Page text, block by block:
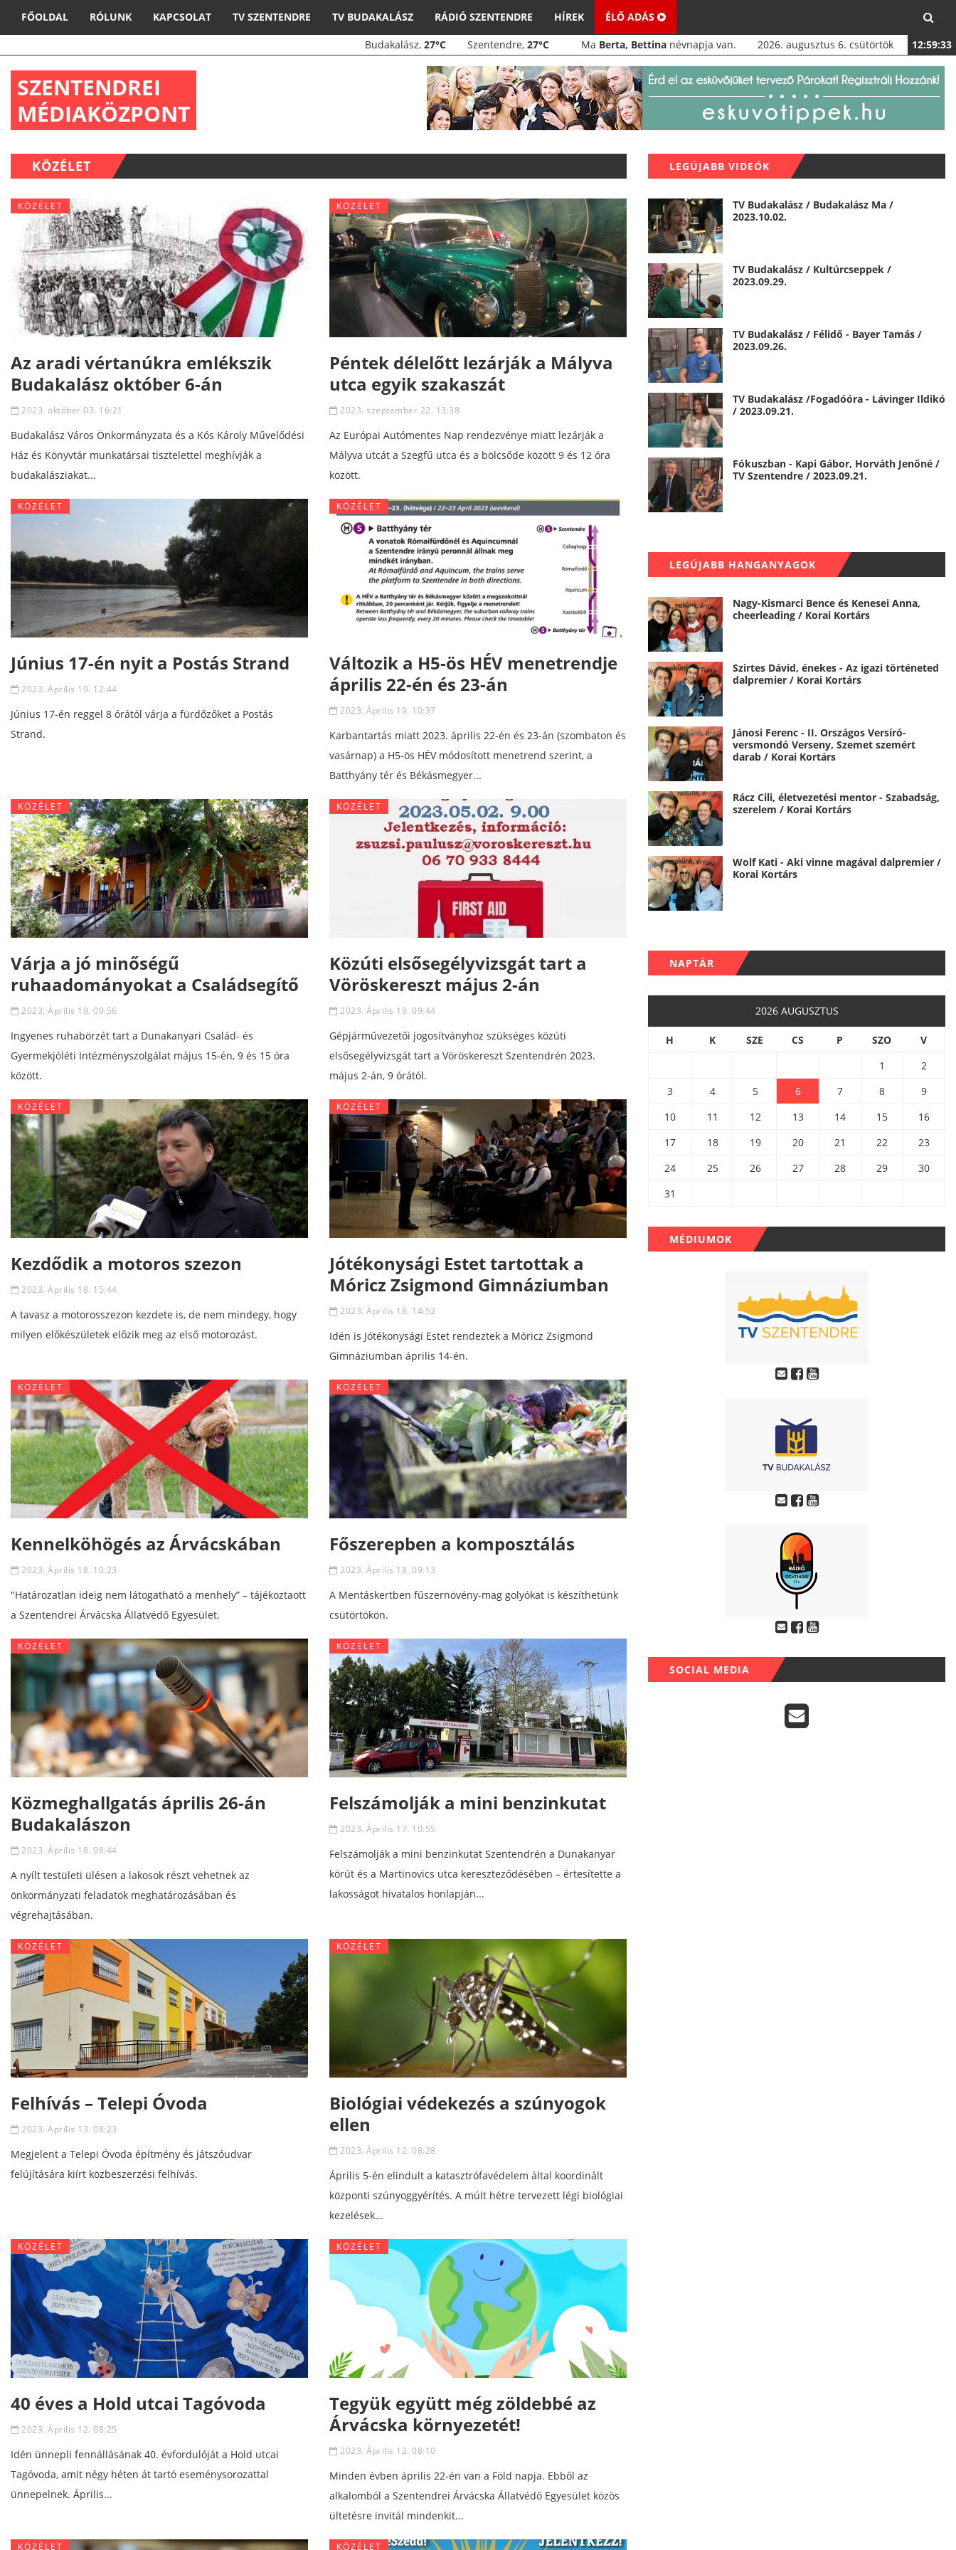
FŐOLDAL RÓLUNK KAPCSOLAT TV SZENTENDRE TV BUDAKALÁSZ RÁDIÓ SZENTENDRE HÍREK ÉLŐ ADÁS
Budakalász, 27°C Szentendre, 27°C Ma Berta, Bettina névnapja van. 2026. augusztus 6. csütörtök 12:59:34
SZENTENDREI
MÉDIAKÖZPONT
KÖZÉLET
KÖZÉLET
Az aradi vértanúkra emlékszik
Budakalász október 6-án
2023. október 03. 16:21
Budakalász Város Önkormányzata és a Kós Károly Művelődési
Ház és Könyvtár munkatársai tisztelettel meghívják a
budakalásziakat...
KÖZÉLET
Péntek délelőtt lezárják a Mályva
utca egyik szakaszát
2023. szeptember 22. 13:38
Az Európai Autómentes Nap rendezvénye miatt lezárják a
Mályva utcát a Szegfű utca és a bölcsőde között 9 és 12 óra
között.
KÖZÉLET
Június 17-én nyit a Postás Strand
2023. Április 19. 12:44
Június 17-én reggel 8 órától várja a fürdőzőket a Postás
Strand.
KÖZÉLET
Változik a H5-ös HÉV menetrendje
április 22-én és 23-án
2023. Április 19. 10:37
Karbantartás miatt 2023. április 22-én és 23-án (szombaton és
vasárnap) a H5-ös HÉV módosított menetrend szerint, a
Batthyány tér és Békásmegyer...
KÖZÉLET
Várja a jó minőségű
ruhaadományokat a Családsegítő
2023. Április 19. 09:56
Ingyenes ruhabörzét tart a Dunakanyari Család- és
Gyermekjóléti Intézményszolgálat május 15-én, 9 és 15 óra
között.
KÖZÉLET
Közúti elsősegélyvizsgát tart a
Vöröskereszt május 2-án
2023. Április 19. 09:44
Gépjárművezetői jogosítványhoz szükséges közúti
elsősegélyvizsgát tart a Vöröskereszt Szentendrén 2023.
május 2-án, 9 órától.
KÖZÉLET
Kezdődik a motoros szezon
2023. Április 18. 15:44
A tavasz a motorosszezon kezdete is, de nem mindegy, hogy
milyen előkészületek előzik meg az első motorozást.
KÖZÉLET
Jótékonysági Estet tartottak a
Móricz Zsigmond Gimnáziumban
2023. Április 18. 14:52
Idén is Jótékonysági Estet rendeztek a Móricz Zsigmond
Gimnáziumban április 14-én.
KÖZÉLET
Kennelköhögés az Árvácskában
2023. Április 18. 10:23
"Határozatlan ideig nem látogatható a menhely” – tájékoztaott
a Szentendrei Árvácska Állatvédő Egyesület.
KÖZÉLET
Főszerepben a komposztálás
2023. Április 18. 09:13
A Mentáskertben fűszernövény-mag golyókat is készíthetünk
csütörtökön.
KÖZÉLET
Közmeghallgatás április 26-án
Budakalászon
2023. Április 18. 08:44
A nyílt testületi ülésen a lakosok részt vehetnek az
önkormányzati feladatok meghatározásában és
végrehajtásában.
KÖZÉLET
Felszámolják a mini benzinkutat
2023. Április 17. 10:55
Felszámolják a mini benzinkutat Szentendrén a Dunakanyar
körút és a Martinovics utca kereszteződésében – értesítette a
lakosságot hivatalos honlapján...
KÖZÉLET
Felhívás – Telepi Óvoda
2023. Április 13. 08:23
Megjelent a Telepi Óvoda építmény és játszóudvar
felújítására kiírt közbeszerzési felhívás.
KÖZÉLET
Biológiai védekezés a szúnyogok
ellen
2023. Április 12. 08:28
Április 5-én elindult a katasztrófavédelem által koordinált
központi szúnyoggyérítés. A múlt hétre tervezett légi biológiai
kezelések...
KÖZÉLET
40 éves a Hold utcai Tagóvoda
2023. Április 12. 08:25
Idén ünnepli fennállásának 40. évfordulóját a Hold utcai
Tagóvoda, amit négy héten át tartó eseménysorozattal
ünnepelnek. Április...
KÖZÉLET
Tegyük együtt még zöldebbé az
Árvácska környezetét!
2023. Április 12. 08:10
Minden évben április 22-én van a Föld napja. Ebből az
alkalomból a Szentendrei Árvácska Állatvédő Egyesület közös
ültetésre invitál mindenkit...
KÖZÉLET KÖZÉLET
LEGÚJABB VIDEÓK
TV Budakalász / Budakalász Ma /
2023.10.02.
TV Budakalász / Kultúrcseppek /
2023.09.29.
TV Budakalász / Félidő - Bayer Tamás /
2023.09.26.
TV Budakalász /Fogadóóra - Lávinger Ildikó
/ 2023.09.21.
Fókuszban - Kapi Gábor, Horváth Jenőné /
TV Szentendre / 2023.09.21.
LEGÚJABB HANGANYAGOK
Nagy-Kismarci Bence és Kenesei Anna,
cheerleading / Korai Kortárs
Szirtes Dávid, énekes - Az igazi történeted
dalpremier / Korai Kortárs
Jánosi Ferenc - II. Országos Versíró-
versmondó Verseny, Szemet szemért
darab / Korai Kortárs
Rácz Cili, életvezetési mentor - Szabadság,
szerelem / Korai Kortárs
Wolf Kati - Aki vinne magával dalpremier /
Korai Kortárs
NAPTÁR
2026 AUGUSZTUS
H K SZE CS P SZO
V
1
2
3
4 5 6 7 8
9
10
11 12 13 14 15
16
17
18 19 20 21 22
23
24
25 26 27 28 29
30
31
MÉDIUMOK
SOCIAL MEDIA